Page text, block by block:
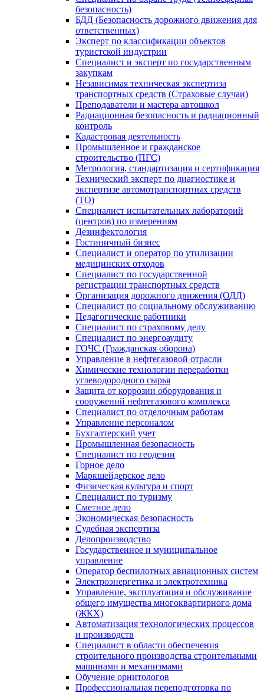
безопасность)
БДД (Безопасность дорожного движения для
ответственных)
Эксперт по классификации объектов
туристской индустрии
Специалист и эксперт по государственным
закупкам
Независимая техническая экспертиза
транспортных средств (Страховые случаи)
Преподаватели и мастера автошкол
Радиационная безопасность и радиационный
контроль
Кадастровая деятельность
Промышленное и гражданское
строительство (ПГС)
Метрология, стандартизация и сертификация
Технический эксперт по диагностике и
экспертизе автомотранспортных средств
(ТО)
Специалист испытательных лабораторий
(центров) по измерениям
Дезинфектология
Гостиничный бизнес
Специалист и оператор по утилизации
медицинских отходов
Специалист по государственной
регистрации транспортных средств
Организация дорожного движения (ОДД)
Специалист по социальному обслуживанию
Педагогические работники
Специалист по страховому делу
Специалист по энергоаудиту
ГОЧС (Гражданская оборона)
Управление в нефтегазовой отрасли
Химические технологии переработки
углеводородного сырья
Защита от коррозии оборудования и
сооружений нефтегазового комплекса
Специалист по отделочным работам
Управление персоналом
Бухгалтерский учет
Промышленная безопасность
Специалист по геодезии
Горное дело
Маркшейдерское дело
Физическая культура и спорт
Специалист по туризму
Сметное дело
Экономическая безопасность
Судебная экспертиза
Делопроизводство
Государственное и муниципальное
управление
Оператор беспилотных авиационных систем
Электроэнергетика и электротехника
Управление, эксплуатация и обслуживание
общего имущества многоквартирного дома
(ЖКХ)
Автоматизация технологических процессов
и производств
Специалист в области обеспечения
строительного производства строительными
машинами и механизмами
Обучение орнитологов
Профессиональная переподготовка по